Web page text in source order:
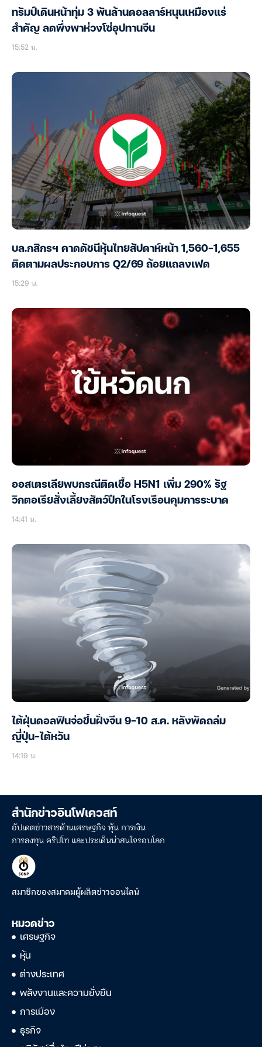
ทรัมป์เดินหน้าทุ่ม 3 พันล้านดอลลาร์หนุนเหมืองแร่
สำคัญ ลดพึ่งพาห่วงโซ่อุปทานจีน
15:52 น.
บล.กสิกรฯ คาดดัชนีหุ้นไทยสัปดาห์หน้า 1,560-1,655
ติดตามผลประกอบการ Q2/69 ถ้อยแถลงเฟด
15:29 น.
ออสเตรเลียพบกรณีติดเชื้อ H5N1 เพิ่ม 290% รัฐ
วิกตอเรียสั่งเลี้ยงสัตว์ปีกในโรงเรือนคุมการระบาด
14:41 น.
ไต้ฝุ่นดอลฟินจ่อขึ้นฝั่งจีน 9-10 ส.ค. หลังพัดถล่ม
ญี่ปุ่น-ไต้หวัน
14:19 น.
สำนักข่าวอินโฟเควสท์
อัปเดตข่าวสารด้านเศรษฐกิจ หุ้น การเงิน
การลงทุน คริปโท และประเด็นน่าสนใจรอบโลก
สมาชิกของสมาคมผู้ผลิตข่าวออนไลน์
หมวดข่าว
เศรษฐกิจ
หุ้น
ต่างประเทศ
พลังงานและความยั่งยืน
การเมือง
ธุรกิจ